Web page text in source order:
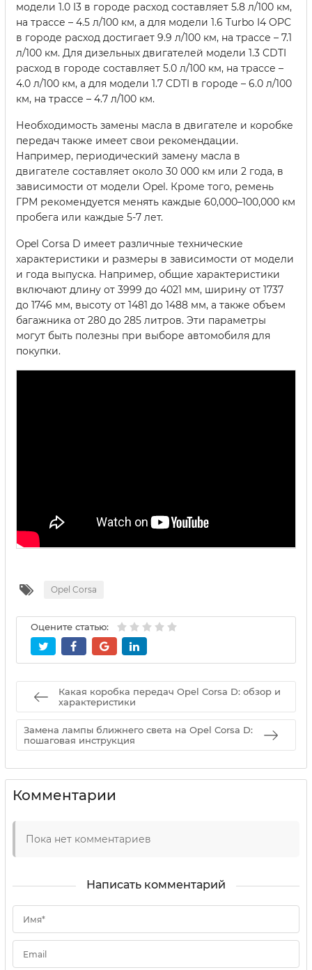
модели 1.0 I3 в городе расход составляет 5.8 л/100 км,
на трассе – 4.5 л/100 км, а для модели 1.6 Turbo I4 OPC
в городе расход достигает 9.9 л/100 км, на трассе – 7.1
л/100 км. Для дизельных двигателей модели 1.3 CDTI
расход в городе составляет 5.0 л/100 км, на трассе –
4.0 л/100 км, а для модели 1.7 CDTI в городе – 6.0 л/100
км, на трассе – 4.7 л/100 км.
Необходимость замены масла в двигателе и коробке
передач также имеет свои рекомендации.
Например, периодический замену масла в
двигателе составляет около 30 000 км или 2 года, в
зависимости от модели Opel. Кроме того, ремень
ГРМ рекомендуется менять каждые 60,000–100,000 км
пробега или каждые 5-7 лет.
Opel Corsa D имеет различные технические
характеристики и размеры в зависимости от модели
и года выпуска. Например, общие характеристики
включают длину от 3999 до 4021 мм, ширину от 1737
до 1746 мм, высоту от 1481 до 1488 мм, а также объем
багажника от 280 до 285 литров. Эти параметры
могут быть полезны при выборе автомобиля для
покупки.
Opel Corsa
Оцените статью:
Какая коробка передач Opel Corsa D: обзор и
характеристики
Замена лампы ближнего света на Opel Corsa D:
пошаговая инструкция
Комментарии
Пока нет комментариев
Написать комментарий
Имя*
Email